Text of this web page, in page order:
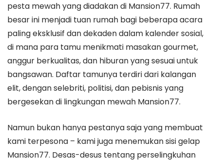
pesta mewah yang diadakan di Mansion77. Rumah
besar ini menjadi tuan rumah bagi beberapa acara
paling eksklusif dan dekaden dalam kalender sosial,
di mana para tamu menikmati masakan gourmet,
anggur berkualitas, dan hiburan yang sesuai untuk
bangsawan. Daftar tamunya terdiri dari kalangan
elit, dengan selebriti, politisi, dan pebisnis yang
bergesekan di lingkungan mewah Mansion77.
Namun bukan hanya pestanya saja yang membuat
kami terpesona – kami juga menemukan sisi gelap
Mansion77. Desas-desus tentang perselingkuhan